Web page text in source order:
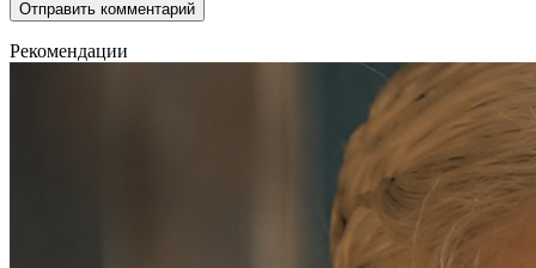
Рекомендации